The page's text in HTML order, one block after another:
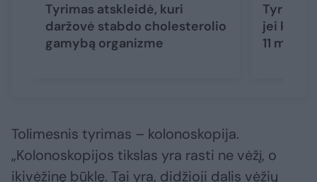
Tyrimas atskleidė, kuri
daržovė stabdo cholesterolio
gamybą organizme
Tyrimas
jei
11
Tolimesnis tyrimas – kolonoskopija.
„Kolonoskopijos tikslas yra rasti ne vėžį, o
ikivėžinę būklę. Tai yra, didžioji dalis vėžių